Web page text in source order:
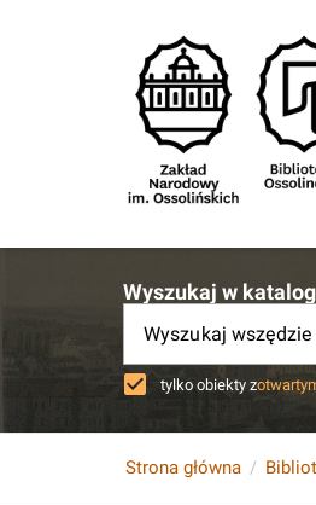
Wyszukaj w
Wyszukaj wszędzie
tylko obiekty z
Strona główna